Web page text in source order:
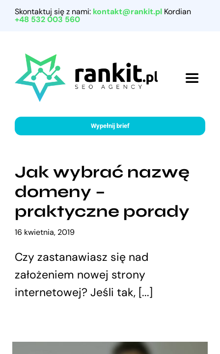
PrzejdźSkontaktuj się z nami: kontakt@rankit.plKordian
+48 532 003 560
Toggle
Home
Nasze usługi
Porady marketingowe
Wypełnij brief
Jak wybrać nazwę
domeny –
praktyczne porady
16 kwietnia, 2019
Czy zastanawiasz się nad
założeniem nowej strony
internetowej? Jeśli tak, [...]